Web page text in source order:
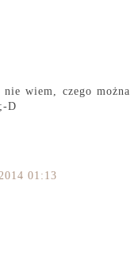
wiem, czego można
D
01:13